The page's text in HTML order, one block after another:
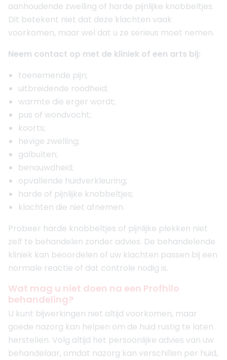
aanhoudende zwelling of harde pijnlijke knobbeltjes.
Dit betekent niet dat deze klachten vaak
voorkomen, maar wel dat u ze serieus moet nemen.
Neem contact op met de kliniek of een arts bij:
toenemende pijn;
uitbreidende roodheid;
warmte die erger wordt;
pus of wondvocht;
koorts;
hevige zwelling;
galbulten;
benauwdheid;
opvallende huidverkleuring;
harde of pijnlijke knobbeltjes;
klachten die niet afnemen.
Probeer harde knobbeltjes of pijnlijke plekken niet
zelf te behandelen zonder advies. De behandelende
kliniek kan beoordelen of uw klachten passen bij een
normale reactie of dat controle nodig is.
Wat mag u niet doen na een Profhilo
behandeling?
U kunt bijwerkingen niet altijd voorkomen, maar
goede nazorg kan helpen om de huid rustig te laten
herstellen. Volg altijd het persoonlijke advies van uw
behandelaar, omdat nazorg kan verschillen per huid,